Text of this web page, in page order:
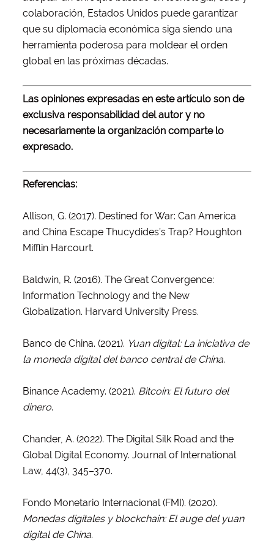
colaboración, Estados Unidos puede garantizar
que su diplomacia económica siga siendo una
herramienta poderosa para moldear el orden
global en las próximas décadas.
Las opiniones expresadas en este artículo son de
exclusiva responsabilidad del autor y no
necesariamente la organización comparte lo
expresado.
Referencias:
Allison, G. (2017). Destined for War: Can America
and China Escape Thucydides’s Trap? Houghton
Mifflin Harcourt.
Baldwin, R. (2016). The Great Convergence:
Information Technology and the New
Globalization. Harvard University Press.
Banco de China. (2021). Yuan digital: La iniciativa de
la moneda digital del banco central de China.
Binance Academy. (2021). Bitcoin: El futuro del
dinero.
Chander, A. (2022). The Digital Silk Road and the
Global Digital Economy. Journal of International
Law, 44(3), 345–370.
Fondo Monetario Internacional (FMI). (2020).
Monedas digitales y blockchain: El auge del yuan
digital de China.